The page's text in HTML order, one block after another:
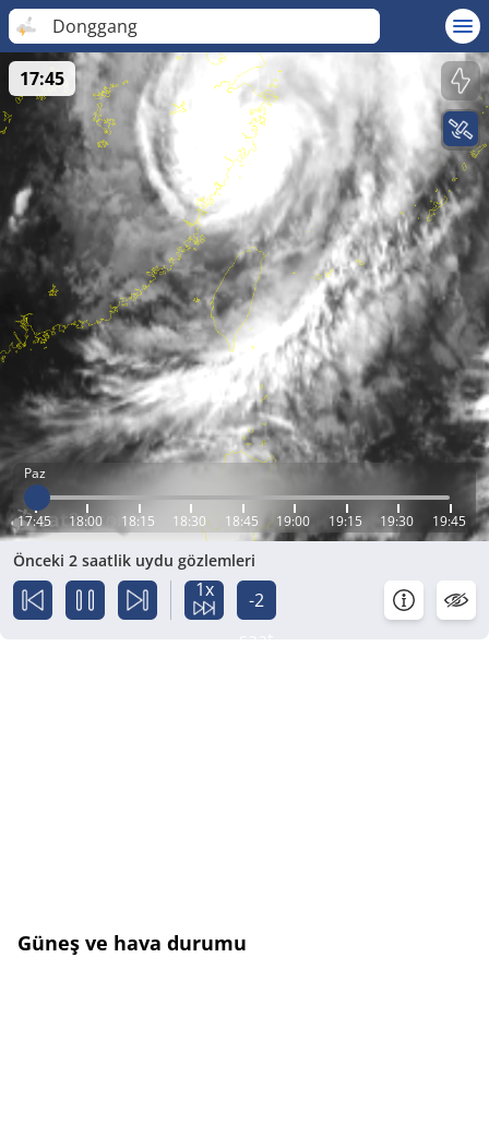
Donggang
Paz
17:45 18:00 18:15 18:30 18:45 19:00 19:15 19:30 19:45
17:45
Önceki 2 saatlik uydu gözlemleri
1x
-2
Güneş ve hava durumu